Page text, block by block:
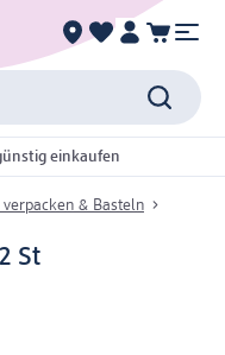
einkaufen
verpacken & Basteln
St